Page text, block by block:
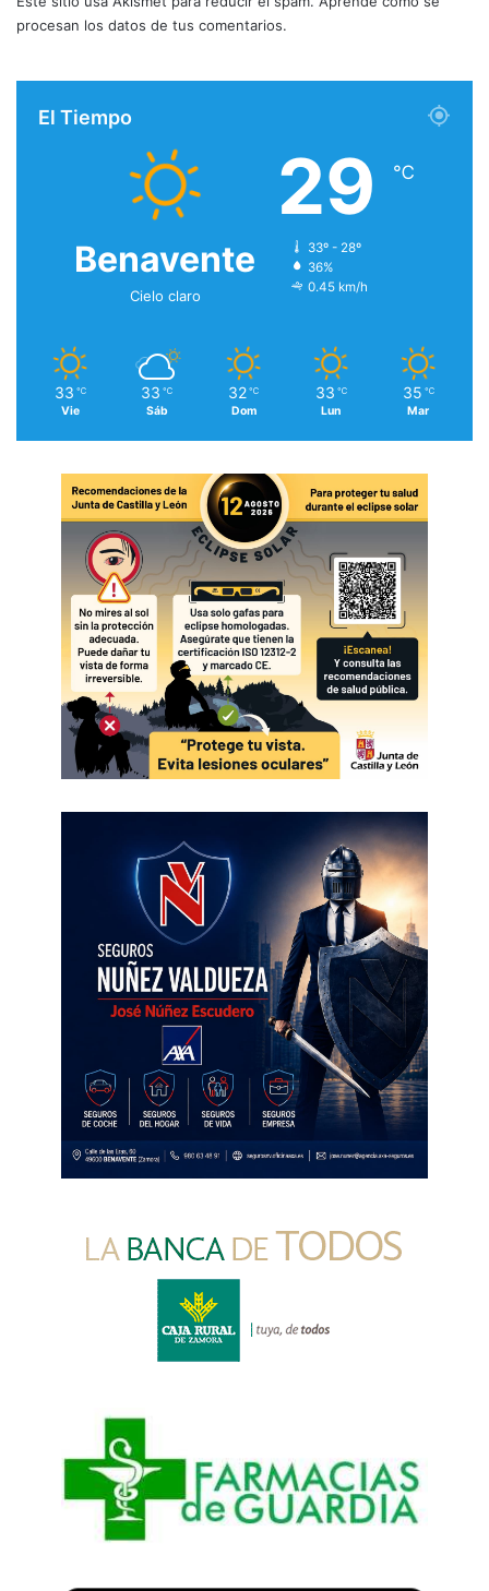
procesan los datos de tus comentarios.
El Tiempo
Benavente
Cielo claro
29 ℃
33º - 28º
36%
0.45 km/h
33 ℃
Vie
33 ℃
Sáb
32 ℃
Dom
33 ℃
Lun
35 ℃
Mar